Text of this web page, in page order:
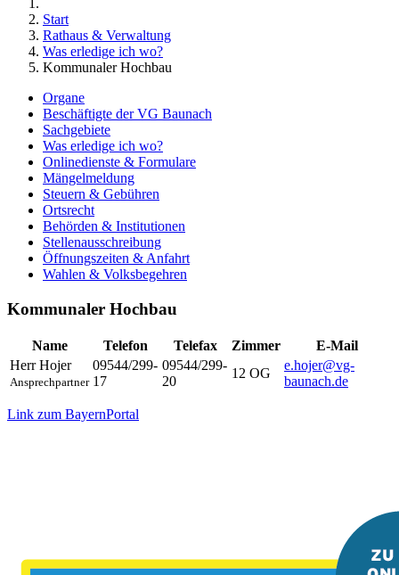
Start
Rathaus & Verwaltung
Was erledige ich wo?
Kommunaler Hochbau
Organe
Beschäftigte der VG Baunach
Sachgebiete
Was erledige ich wo?
Onlinedienste & Formulare
Mängelmeldung
Steuern & Gebühren
Ortsrecht
Behörden & Institutionen
Stellenausschreibung
Öffnungszeiten & Anfahrt
Wahlen & Volksbegehren
Kommunaler Hochbau
Name Telefon Telefax Zimmer
E-Mail
Herr Hojer
Ansprechpartner
09544/299-
17
09544/299-
20
12 OG
e.hojer@vg-
baunach.de
Link zum BayernPortal